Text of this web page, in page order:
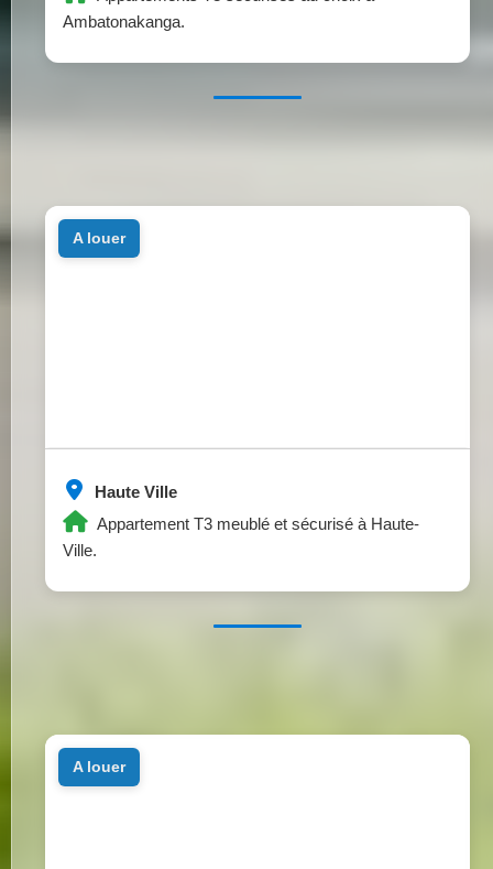
Ambatonakanga.
Haute Ville
Appartement T3 meublé et sécurisé à Haute-
Ville.
a louer
a louer